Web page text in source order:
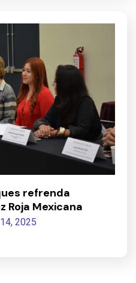
refrenda
Roja Mexicana
2025